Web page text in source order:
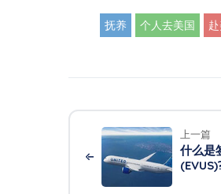
抚养 个人去美国
上一篇
什么是